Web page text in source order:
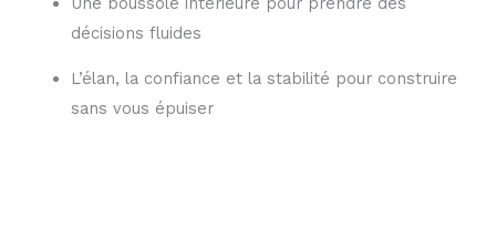
décisions fluides
L’élan, la confiance et la stabilité pour construire
sans vous épuiser